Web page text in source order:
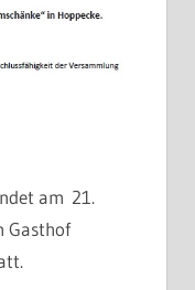
am 21.
Gasthof